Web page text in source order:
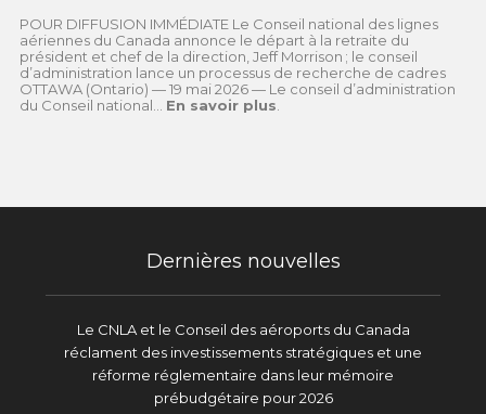
POUR DIFFUSION IMMÉDIATE Le Conseil national des lignes
aériennes du Canada annonce le départ à la retraite du
président et chef de la direction, Jeff Morrison ; le conseil
d’administration lance un processus de recherche de cadres
OTTAWA (Ontario) — 19 mai 2026 — Le conseil d’administration
du Conseil national... En savoir plus
Dernières nouvelles
Le CNLA et le Conseil des aéroports du Canada
réclament des investissements stratégiques et une
réforme réglementaire dans leur mémoire
prébudgétaire pour 2026